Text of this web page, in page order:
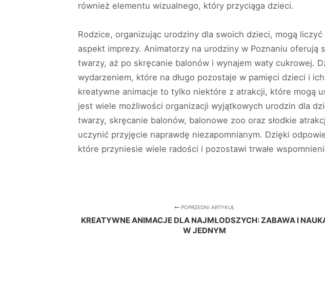
również elementu wizualnego, który przyciąga dzieci.
Rodzice, organizując urodziny dla swoich dzieci, mogą
aspekt imprezy. Animatorzy na urodziny w Poznaniu oferują
twarzy, aż po skręcanie balonów i wynajem waty cukrowej.
wydarzeniem, które na długo pozostaje w pamięci dzieci i
kreatywne animacje to tylko niektóre z atrakcji, które mogą
jest wiele możliwości organizacji wyjątkowych urodzin dla
twarzy, skręcanie balonów, balonowe zoo oraz słodkie
uczynić przyjęcie naprawdę niezapomnianym. Dzięki
które przyniesie wiele radości i pozostawi trwałe
POPRZEDNI ARTYKUŁ
KREATYWNE ANIMACJE DLA NAJMŁODSZYCH: ZABAWA I
W JEDNYM